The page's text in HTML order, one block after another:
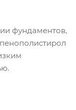
фундаментов,